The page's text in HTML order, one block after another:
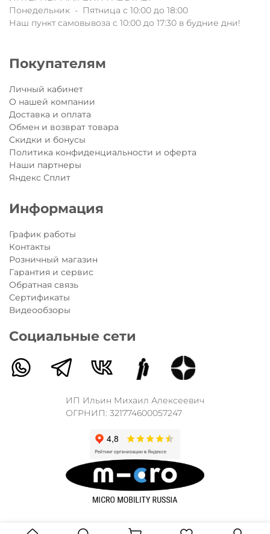
Понедельник - Пятница с 10:00 до 18:00
Наш пункт самовывоза с 10:00 до 17:30 в будние дни!
Покупателям
Личный кабинет
О нашей компании
Доставка и оплата
Обмен и возврат товара
Скидки и бонусы
Политика конфиденциальности и оферта
Наши партнеры
Яндекс Сплит
Информация
График работы
Контакты
Розничный магазин
Гарантия и сервис
Обратная связь
Сертификаты
Видеообзоры
Социальные сети
ИП Ильин Михаил Алексеевич
ОГРНИП: 321774600057247